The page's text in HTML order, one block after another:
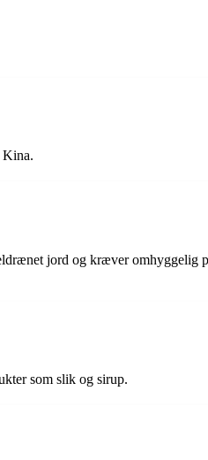
Kina.
jord og kræver omhyggelig
som slik og sirup.